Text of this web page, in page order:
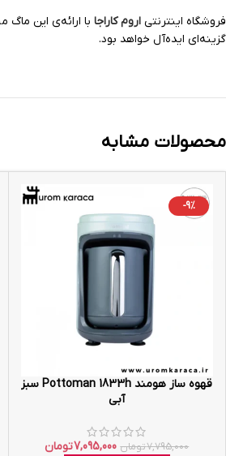
فروشگاه اینترنتی اروم کاراجا با ارائه‌ی این
گزینه‌ای ایده‌آل خواهد بود.
محصولات مشابه
-9%
قهوه ساز هومند Pottoman 1833h سبز
آبی
7,795,000تومان 7,095,000تومان